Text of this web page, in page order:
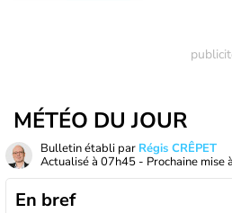
MÉTÉO DU JOUR
Bulletin établi par Régis CRÊPET
Actualisé à 07h45 - Prochaine mise
En bref